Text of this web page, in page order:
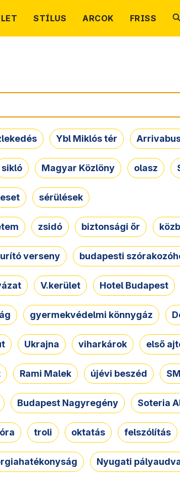
STÍLUS ARCOK FRISS
Ybl Miklós tér
sikló Magyar Közlöny olasz
sérülések
zsidó biztonsági őr
verseny budapesti
V.kerület Hotel Budapest
gyermekvédelmi könnygáz
Ukrajna viharkárok első
Rami Malek újévi beszéd
Budapest Nagyregény Soteria
troli oktatás felszólítás
Nyugati